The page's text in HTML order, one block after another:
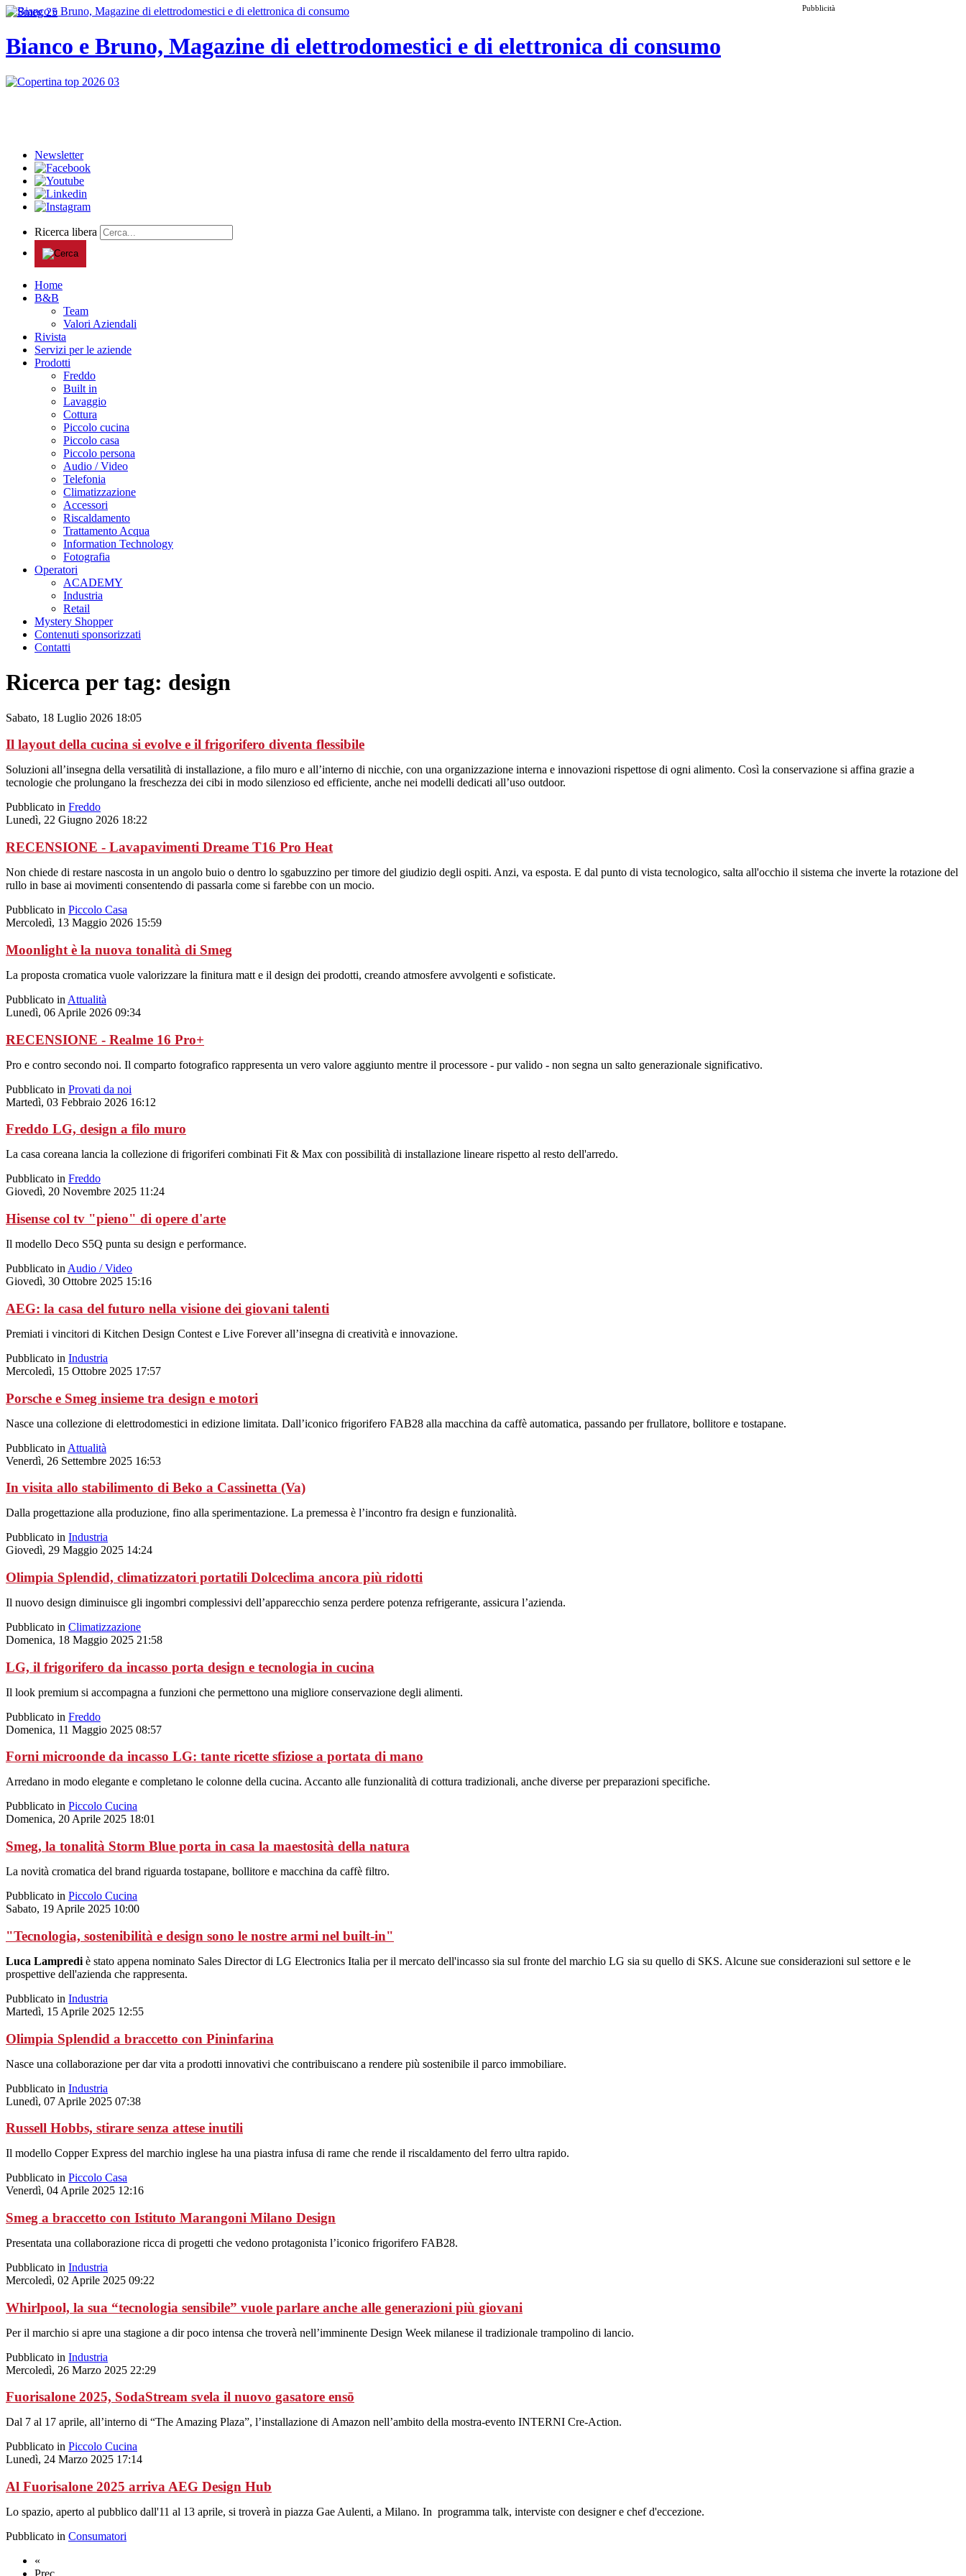
Pubblicità
Bianco e Bruno, Magazine di elettrodomestici e di elettronica di consumo
Newsletter
Ricerca libera
Home
B&B
Team
Valori Aziendali
Rivista
Servizi per le aziende
Prodotti
Freddo
Built in
Lavaggio
Cottura
Piccolo cucina
Piccolo casa
Piccolo persona
Audio / Video
Telefonia
Climatizzazione
Accessori
Riscaldamento
Trattamento Acqua
Information Technology
Fotografia
Operatori
ACADEMY
Industria
Retail
Mystery Shopper
Contenuti sponsorizzati
Contatti
Ricerca per tag: design
Sabato, 18 Luglio 2026 18:05
Il layout della cucina si evolve e il frigorifero diventa flessibile
Soluzioni all’insegna della versatilità di installazione, a filo muro e all’interno di nicchie, con una organizzazione interna e innovazioni rispettose di ogni alimento. Così la conservazione si affina grazie a
tecnologie che prolungano la freschezza dei cibi in modo silenzioso ed efficiente, anche nei modelli dedicati all’uso outdoor.
Pubblicato in Freddo
Lunedì, 22 Giugno 2026 18:22
RECENSIONE - Lavapavimenti Dreame T16 Pro Heat
Non chiede di restare nascosta in un angolo buio o dentro lo sgabuzzino per timore del giudizio degli ospiti. Anzi, va esposta. E dal punto di vista tecnologico, salta all'occhio il sistema che inverte la rotazione del
rullo in base ai movimenti consentendo di passarla come si farebbe con un mocio.
Pubblicato in Piccolo Casa
Mercoledì, 13 Maggio 2026 15:59
Moonlight è la nuova tonalità di Smeg
La proposta cromatica vuole valorizzare la finitura matt e il design dei prodotti, creando atmosfere avvolgenti e sofisticate.
Pubblicato in Attualità
Lunedì, 06 Aprile 2026 09:34
RECENSIONE - Realme 16 Pro+
Pro e contro secondo noi. Il comparto fotografico rappresenta un vero valore aggiunto mentre il processore - pur valido - non segna un salto generazionale significativo.
Pubblicato in Provati da noi
Martedì, 03 Febbraio 2026 16:12
Freddo LG, design a filo muro
La casa coreana lancia la collezione di frigoriferi combinati Fit & Max con possibilità di installazione lineare rispetto al resto dell'arredo.
Pubblicato in Freddo
Giovedì, 20 Novembre 2025 11:24
Hisense col tv "pieno" di opere d'arte
Il modello Deco S5Q punta su design e performance.
Pubblicato in Audio / Video
Giovedì, 30 Ottobre 2025 15:16
AEG: la casa del futuro nella visione dei giovani talenti
Premiati i vincitori di Kitchen Design Contest e Live Forever all’insegna di creatività e innovazione.
Pubblicato in Industria
Mercoledì, 15 Ottobre 2025 17:57
Porsche e Smeg insieme tra design e motori
Nasce una collezione di elettrodomestici in edizione limitata. Dall’iconico frigorifero FAB28 alla macchina da caffè automatica, passando per frullatore, bollitore e tostapane.
Pubblicato in Attualità
Venerdì, 26 Settembre 2025 16:53
In visita allo stabilimento di Beko a Cassinetta (Va)
Dalla progettazione alla produzione, fino alla sperimentazione. La premessa è l’incontro fra design e funzionalità.
Pubblicato in Industria
Giovedì, 29 Maggio 2025 14:24
Olimpia Splendid, climatizzatori portatili Dolceclima ancora più ridotti
Il nuovo design diminuisce gli ingombri complessivi dell’apparecchio senza perdere potenza refrigerante, assicura l’azienda.
Pubblicato in Climatizzazione
Domenica, 18 Maggio 2025 21:58
LG, il frigorifero da incasso porta design e tecnologia in cucina
Il look premium si accompagna a funzioni che permettono una migliore conservazione degli alimenti.
Pubblicato in Freddo
Domenica, 11 Maggio 2025 08:57
Forni microonde da incasso LG: tante ricette sfiziose a portata di mano
Arredano in modo elegante e completano le colonne della cucina. Accanto alle funzionalità di cottura tradizionali, anche diverse per preparazioni specifiche.
Pubblicato in Piccolo Cucina
Domenica, 20 Aprile 2025 18:01
Smeg, la tonalità Storm Blue porta in casa la maestosità della natura
La novità cromatica del brand riguarda tostapane, bollitore e macchina da caffè filtro.
Pubblicato in Piccolo Cucina
Sabato, 19 Aprile 2025 10:00
"Tecnologia, sostenibilità e design sono le nostre armi nel built-in"
Luca Lampredi è stato appena nominato Sales Director di LG Electronics Italia per il mercato dell'incasso sia sul fronte del marchio LG sia su quello di SKS. Alcune sue considerazioni sul settore e le
prospettive dell'azienda che rappresenta.
Pubblicato in Industria
Martedì, 15 Aprile 2025 12:55
Olimpia Splendid a braccetto con Pininfarina
Nasce una collaborazione per dar vita a prodotti innovativi che contribuiscano a rendere più sostenibile il parco immobiliare.
Pubblicato in Industria
Lunedì, 07 Aprile 2025 07:38
Russell Hobbs, stirare senza attese inutili
Il modello Copper Express del marchio inglese ha una piastra infusa di rame che rende il riscaldamento del ferro ultra rapido.
Pubblicato in Piccolo Casa
Venerdì, 04 Aprile 2025 12:16
Smeg a braccetto con Istituto Marangoni Milano Design
Presentata una collaborazione ricca di progetti che vedono protagonista l’iconico frigorifero FAB28.
Pubblicato in Industria
Mercoledì, 02 Aprile 2025 09:22
Whirlpool, la sua “tecnologia sensibile” vuole parlare anche alle generazioni più giovani
Per il marchio si apre una stagione a dir poco intensa che troverà nell’imminente Design Week milanese il tradizionale trampolino di lancio.
Pubblicato in Industria
Mercoledì, 26 Marzo 2025 22:29
Fuorisalone 2025, SodaStream svela il nuovo gasatore ensō
Dal 7 al 17 aprile, all’interno di “The Amazing Plaza”, l’installazione di Amazon nell’ambito della mostra-evento INTERNI Cre-Action.
Pubblicato in Piccolo Cucina
Lunedì, 24 Marzo 2025 17:14
Al Fuorisalone 2025 arriva AEG Design Hub
Lo spazio, aperto al pubblico dall'11 al 13 aprile, si troverà in piazza Gae Aulenti, a Milano. In programma talk, interviste con designer e chef d'eccezione.
Pubblicato in Consumatori
«